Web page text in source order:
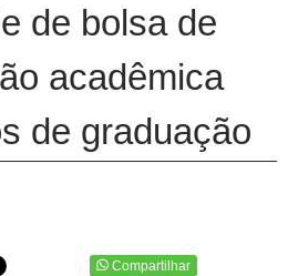
de bolsa de
acadêmica
de graduação
Compartilhar